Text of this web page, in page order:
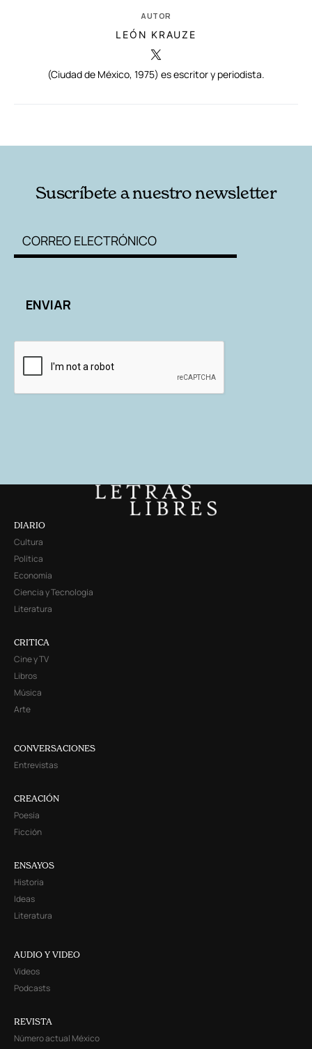
AUTOR
LEÓN KRAUZE
(Ciudad de México, 1975) es escritor y periodista.
Suscríbete a nuestro newsletter
DIARIO
Cultura
Política
Economía
Ciencia y Tecnología
Literatura
CRITICA
Cine y TV
Libros
Música
Arte
CONVERSACIONES
Entrevistas
CREACIÓN
Poesía
Ficción
ENSAYOS
Historia
Ideas
Literatura
AUDIO Y VIDEO
Videos
Podcasts
REVISTA
Número actual México